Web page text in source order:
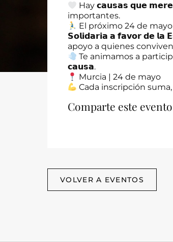
Hay 𝗰𝗮𝘂𝘀𝗮𝘀 𝗾𝘂𝗲
importantes.
El próximo 24 de
𝗦𝗼𝗹𝗶𝗱𝗮𝗿𝗶𝗮 𝗮 𝗳𝗮𝘃𝗼𝗿 𝗱𝗲 𝗹𝗮
apoyo a quienes
Te animamos a
𝗰𝗮𝘂𝘀𝗮.
Murcia | 24 de mayo
Cada inscripción
Comparte este
VOLVER A EVENTOS